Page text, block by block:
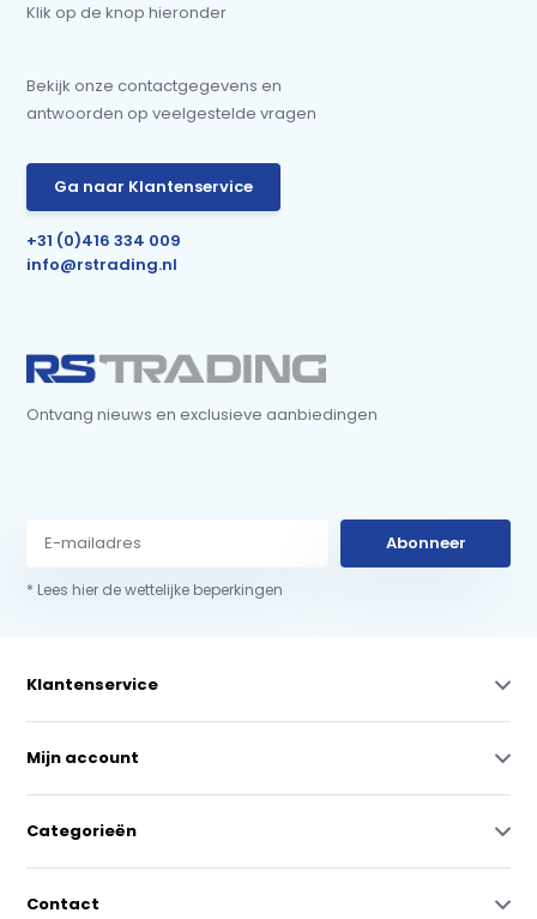
Klik op de knop hieronder
Bekijk onze contactgegevens en
antwoorden op veelgestelde vragen
Ga naar Klantenservice
+31 (0)416 334 009
info@rstrading.nl
Ontvang nieuws en exclusieve aanbiedingen
Abonneer
* Lees hier de wettelijke beperkingen
Klantenservice
Mijn account
Categorieën
Contact